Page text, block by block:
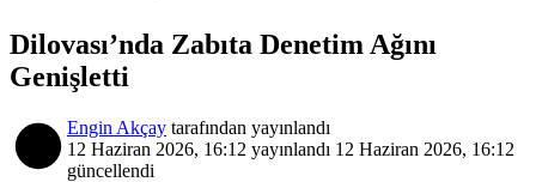
Dilovası’nda Zabıta Denetim Ağını
Genişletti
Engin Akçay tarafından yayınlandı
12 Haziran 2026, 16:12 yayınlandı 12 Haziran 2026, 16:12
güncellendi